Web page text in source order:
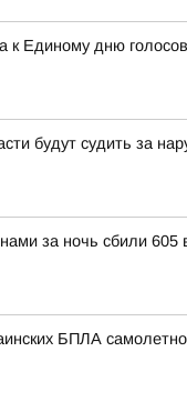
к Единому дню
будут судить за
за ночь сбили
БПЛА